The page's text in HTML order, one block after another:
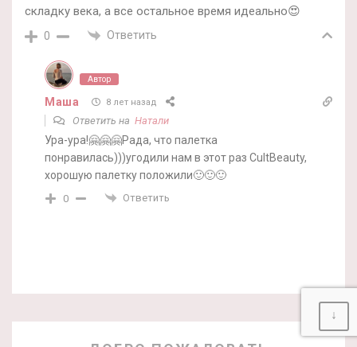
складку века, а все остальное время идеально😍
0 Ответить
Автор
Маша 8 лет назад
Ответить на Натали
Ура-ура!🤗🤗🤗Рада, что палетка
понравилась)))угодили нам в этот раз CultBeauty,
хорошую палетку положили🙂🙂🙂
0 Ответить
↓